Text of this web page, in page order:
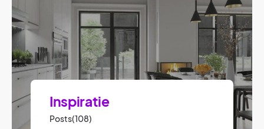
Inspiratie
Posts(108)